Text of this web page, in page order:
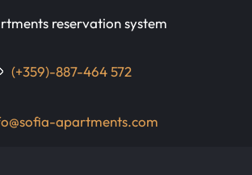
reservation system
(+359)-887-464 572
apartments.com